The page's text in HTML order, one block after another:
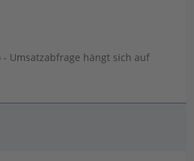
- Umsatzabfrage hängt sich auf